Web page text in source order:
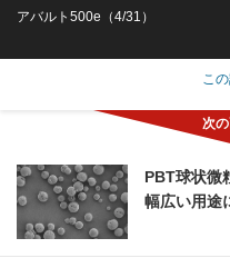
アバルト500e（4/31）
こ
PBT球状微
幅広い用途